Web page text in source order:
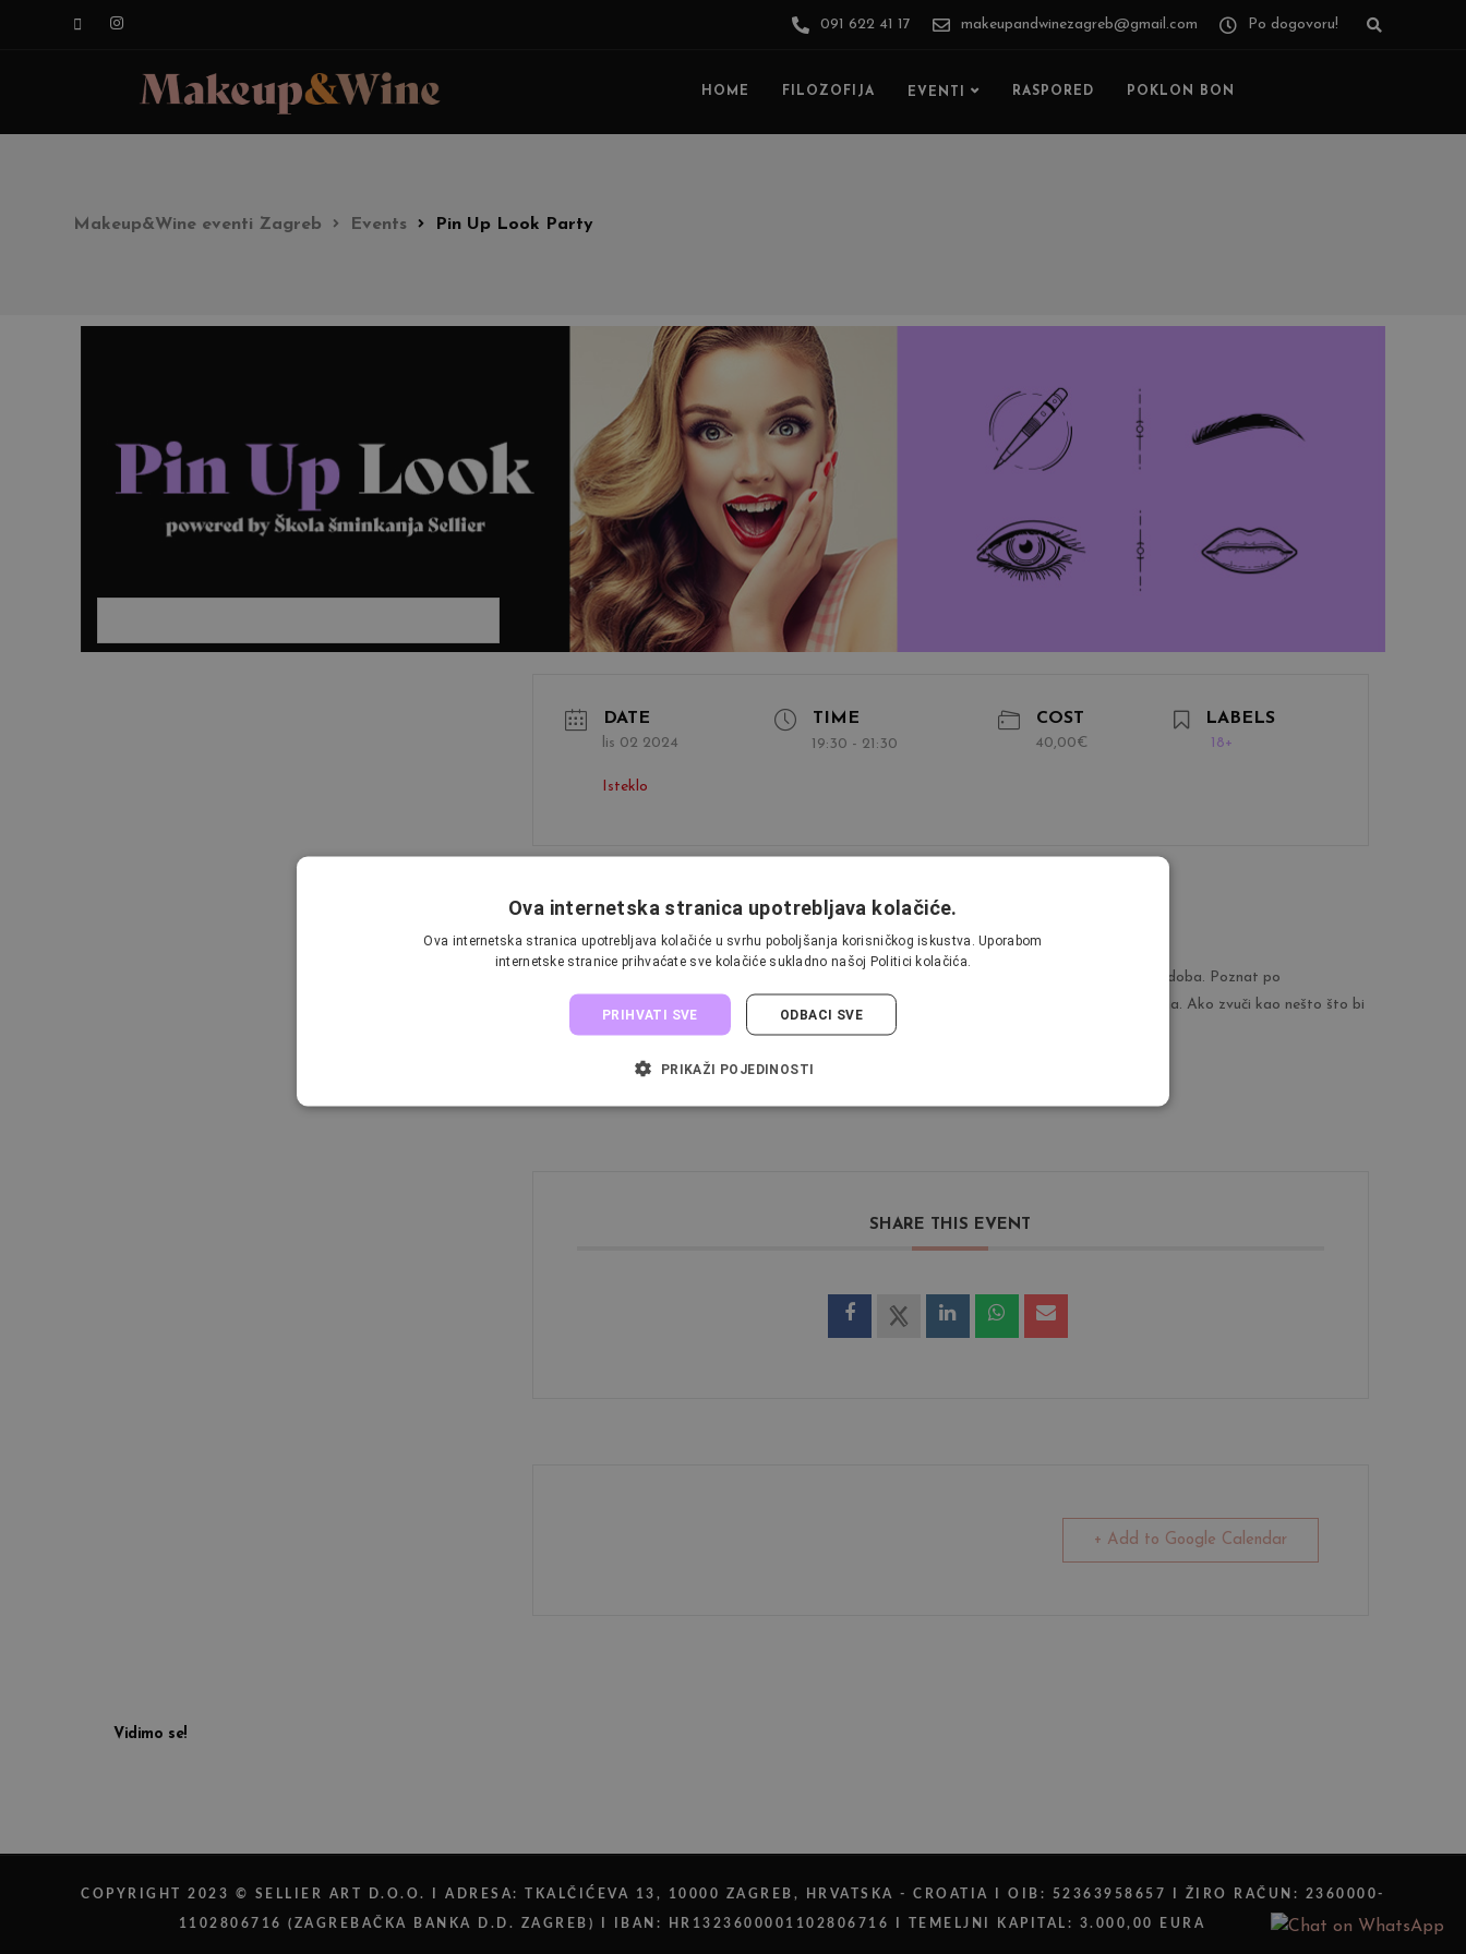
091 622 41 17 makeupandwinezagreb@gmail.com Po dogovoru!
HOME FILOZOFIJA EVENTI RASPORED POKLON BON
Makeup&Wine eventi Zagreb Events Pin Up Look Party
DATE
lis 02 2024
Isteklo
TIME
19:30 - 21:30
COST
40,00€
LABELS
18+
Pin Up Look Party
Iako je 21. stoljeće, desetljećima star look Pin Up djevojaka jednako je primamljiv i u današnje doba. Poznat po
jednostavnom tušu i odvažnim crvenim usnama, zauvijek će imati posebno mjesto u našim srcima. Ako zvuči kao nešto što bi
željela isprobati, dođi i zajedno ćemo se vratiti u 50-te. Razdoblje makeup revolucija.
SHARE THIS EVENT
+ Add to Google Calendar
Vidimo se!
COPYRIGHT 2023 © SELLIER ART D.O.O. I ADRESA: TKALČIĆEVA 13, 10000 ZAGREB, HRVATSKA - CROATIA I OIB: 52363958657 I ŽIRO RAČUN: 2360000-
1102806716 (ZAGREBAČKA BANKA D.D. ZAGREB) I IBAN: HR1323600001102806716 I TEMELJNI KAPITAL: 3.000,00 EURA
Ova internetska stranica upotrebljava kolačiće.
Ova internetska stranica upotrebljava kolačiće u svrhu poboljšanja korisničkog iskustva. Uporabom
internetske stranice prihvaćate sve kolačiće sukladno našoj Politici kolačića.
PRIHVATI SVE ODBACI SVE
PRIKAŽI POJEDINOSTI